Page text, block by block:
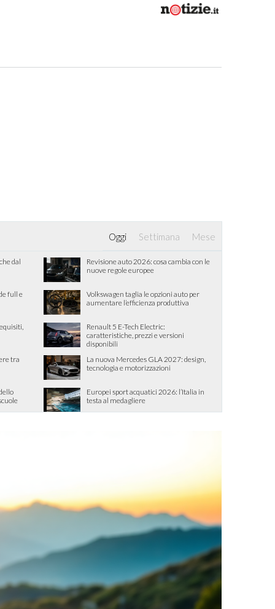
Oggi Settimana Mese
dal
Revisione auto 2026: cosa cambia con le
nuove regole europee
full e
Volkswagen taglia le opzioni auto per
aumentare l’efficienza produttiva
Renault 5 E-Tech Electric:
caratteristiche, prezzi e versioni
disponibili
tra
La nuova Mercedes GLA 2027: design,
tecnologia e motorizzazioni
Europei sport acquatici 2026: l’Italia in
testa al medagliere